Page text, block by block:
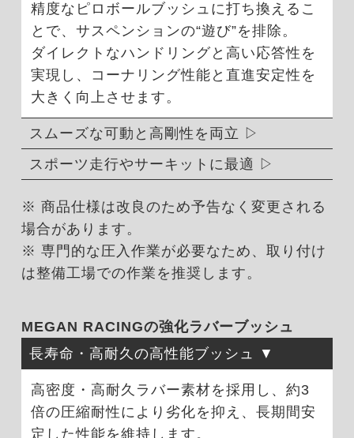
精度なピロボールブッシュに打ち換えるこ
とで、サスペンションの“遊び”を排除。
ダイレクトなハンドリングと高い応答性を
実現し、コーナリング性能と直進安定性を
大きく向上させます。
スムーズな可動と高剛性を両立
スポーツ走行やサーキットに最適
※ 商品仕様は改良のため予告なく変更される
場合があります。
※ 専門的な圧入作業が必要なため、取り付け
は整備工場での作業を推奨します。
MEGAN RACINGの強化ラバーブッシュ
長寿命・高耐久の高性能ブッシュ
高密度・高耐久ラバー素材を採用し、約3
倍の圧縮耐性により劣化を抑え、長期間安
定した性能を維持します。